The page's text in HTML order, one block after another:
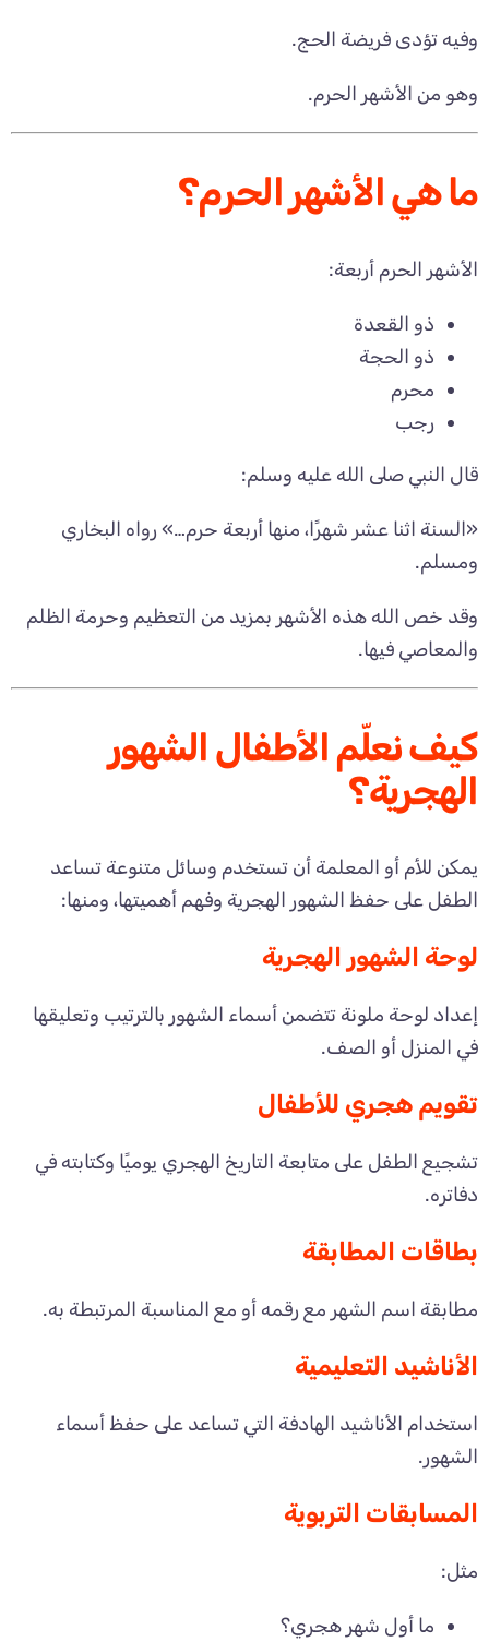
وفيه تؤدى فريضة الحج.
وهو من الأشهر الحرم.
ما هي الأشهر الحرم؟
الأشهر الحرم أربعة:
ذو القعدة
ذو الحجة
محرم
رجب
قال النبي صلى الله عليه وسلم:
«السنة اثنا عشر شهرًا، منها أربعة حرم…» رواه البخاري
ومسلم.
وقد خص الله هذه الأشهر بمزيد من التعظيم وحرمة الظلم
والمعاصي فيها.
كيف نعلّم الأطفال الشهور
الهجرية؟
يمكن للأم أو المعلمة أن تستخدم وسائل متنوعة تساعد
الطفل على حفظ الشهور الهجرية وفهم أهميتها، ومنها:
لوحة الشهور الهجرية
إعداد لوحة ملونة تتضمن أسماء الشهور بالترتيب وتعليقها
في المنزل أو الصف.
تقويم هجري للأطفال
تشجيع الطفل على متابعة التاريخ الهجري يوميًا وكتابته في
دفاتره.
بطاقات المطابقة
مطابقة اسم الشهر مع رقمه أو مع المناسبة المرتبطة به.
الأناشيد التعليمية
استخدام الأناشيد الهادفة التي تساعد على حفظ أسماء
الشهور.
المسابقات التربوية
مثل:
ما أول شهر هجري؟